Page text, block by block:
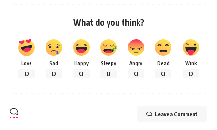
What do you think?
Love
0
Sad
0
Happy
0
Sleepy
0
Angry
0
Dead
0
Wink
0
Leave a Comment